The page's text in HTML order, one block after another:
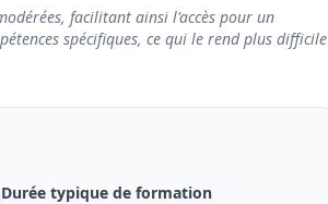
facilitant ainsi l'accès pour un
spécifiques, ce qui le rend plus difficile
Durée typique de formation